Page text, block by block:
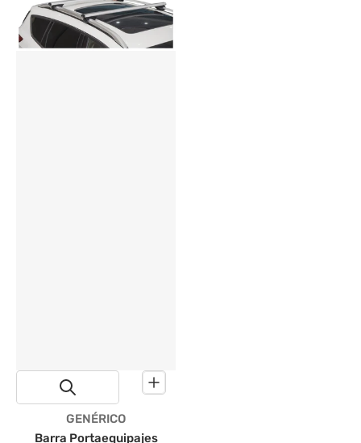
Proveedor:
GENÉRICO
Barra Portaequipajes